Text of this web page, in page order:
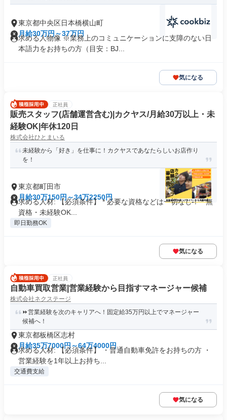
東京都中央区日本橋横山町
月給30万円～37万円
求める人物像 ※業務上のコミュニケーションに支障のない日
本語力をお持ちの方（目安：BJ...
気になる
正社員
販売スタッフ(店舗運営含む)|カクヤス/月給30万以上・未
経験OK|年休120日
株式会社ひとまいる
未経験から「好き」を仕事に！カクヤスであなたらしいお店作り
を！
東京都町田市
月給30万150円～34万2250円
求める人材: 【必須条件】 * 必要な資格などは一切なし！ * 無
資格・未経験OK...
即日勤務OK
気になる
正社員
自動車買取営業|営業経験から目指すマネージャー候補
株式会社ネクステージ
⏩️営業経験を次のキャリアへ！固定給35万円以上でマネージャー
候補へ！
東京都板橋区志村
月給35万7000円～64万4000円
求める人材: 【必須条件】 ・普通自動車免許をお持ちの方 ・
営業経験を1年以上お持ち...
交通費支給
気になる